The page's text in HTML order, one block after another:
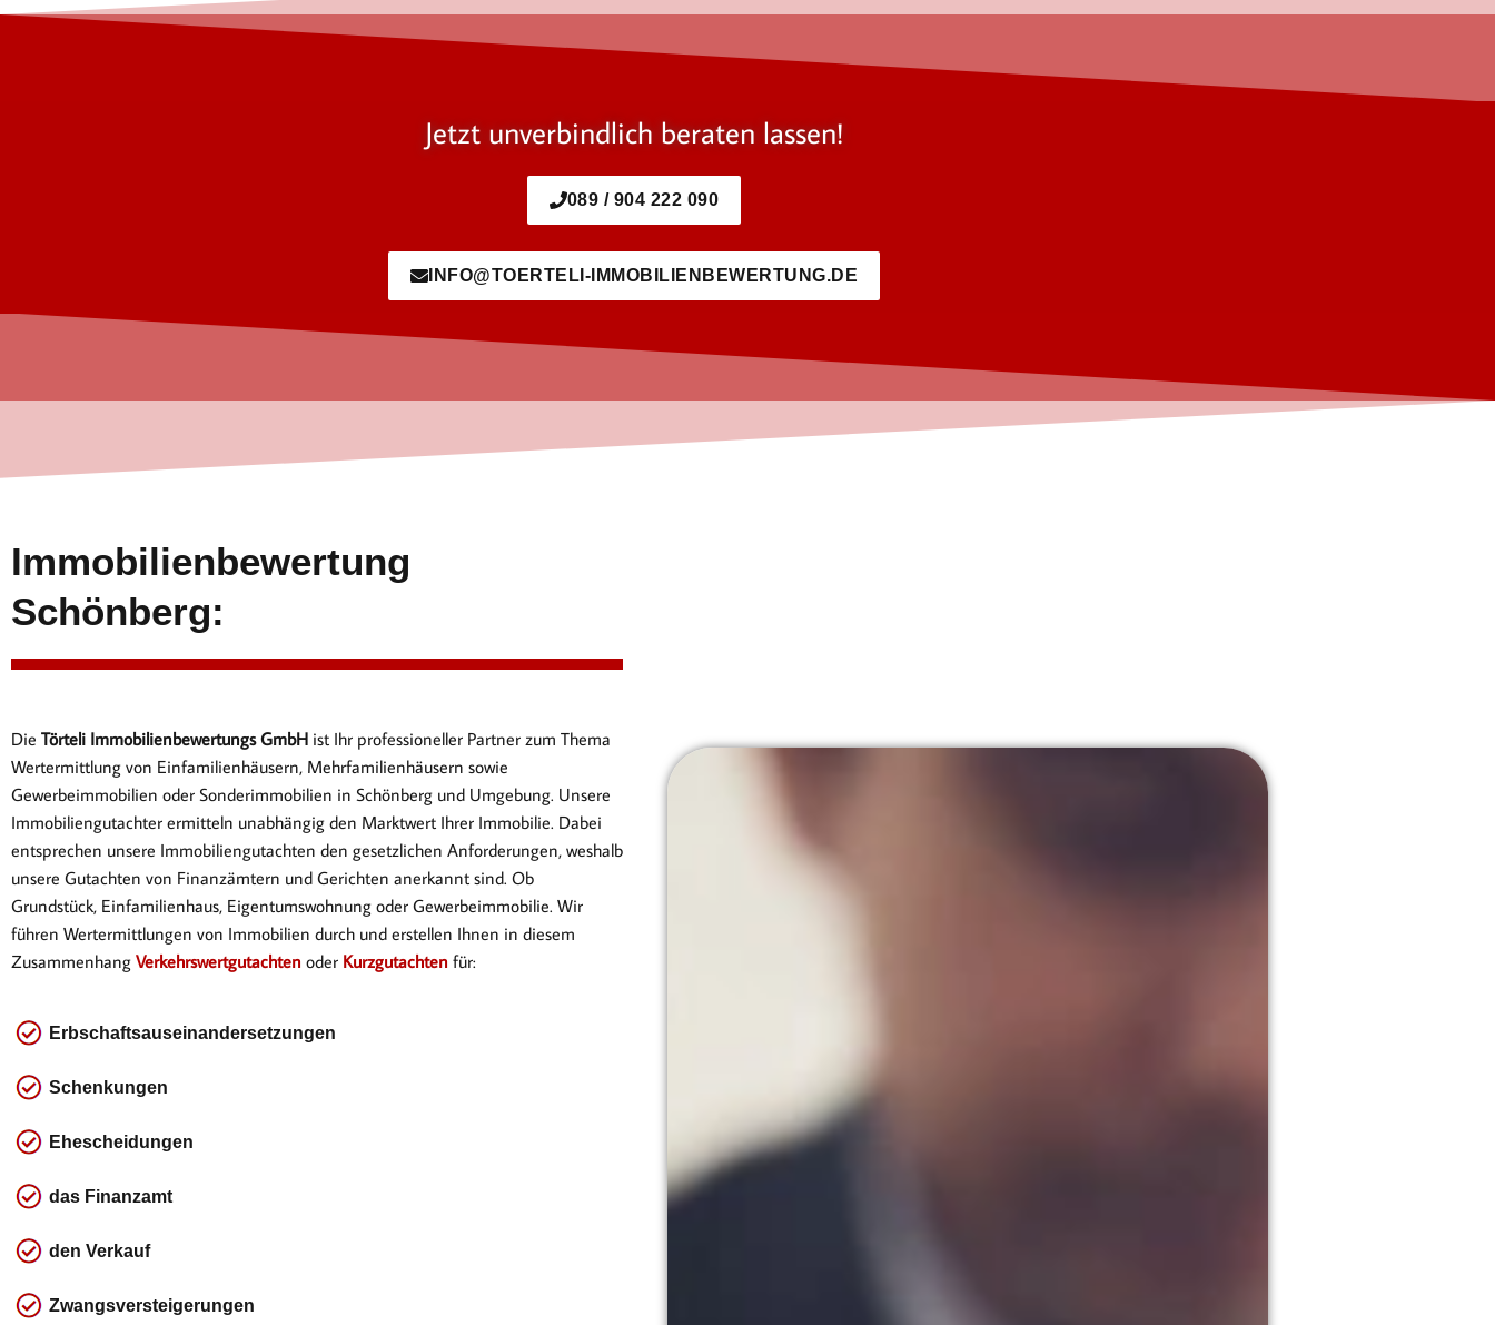
Jetzt unverbindlich beraten lassen!
089 / 904 222 090
INFO@TOERTELI-IMMOBILIENBEWERTUNG.DE
Immobilienbewertung
Schönberg:
Die Törteli Immobilienbewertungs GmbH ist Ihr professioneller Partner zum Thema
Wertermittlung von Einfamilienhäusern, Mehrfamilienhäusern sowie
Gewerbeimmobilien oder Sonderimmobilien in Schönberg und Umgebung. Unsere
Immobiliengutachter ermitteln unabhängig den Marktwert Ihrer Immobilie. Dabei
entsprechen unsere Immobiliengutachten den gesetzlichen Anforderungen, weshalb
unsere Gutachten von Finanzämtern und Gerichten anerkannt sind. Ob
Grundstück, Einfamilienhaus, Eigentumswohnung oder Gewerbeimmobilie. Wir
führen Wertermittlungen von Immobilien durch und erstellen Ihnen in diesem
Zusammenhang Verkehrswertgutachten oder Kurzgutachten für:
Erbschaftsauseinandersetzungen
Schenkungen
Ehescheidungen
das Finanzamt
den Verkauf
Zwangsversteigerungen